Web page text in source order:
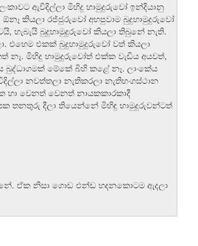
ඇවිදිල්ලා මිහිදු හාමුදුරුවෝ ඉන්දියානු
කියලා රජ්ජුරුවෝ අහපුවාම බුදුහාමුදුරුවෝ
බුදුහාමුදුරුවෝ කියලා තිබුනේ නැති.
එකක් බුදුහාමුදුරුවෝ වත් කියලා
මිහිදු හාමුදුරුවෝත් එක්ක වැඩිය අයවත්,
මේකේ බිහි කළේ නෑ. ලාංකේය
නවත්තලා නැතිකරලා නැතිභංගස්ථාන
හා වෙනත් වෙනත් නායකකාරකාදී
තනතුරු දීලා තියෙන්නේ මිහිඳු හාමුදුරුවන්ටත්
ඒක නිසා ගොඩ එන්ඩ හදනකොටම ඇදලා